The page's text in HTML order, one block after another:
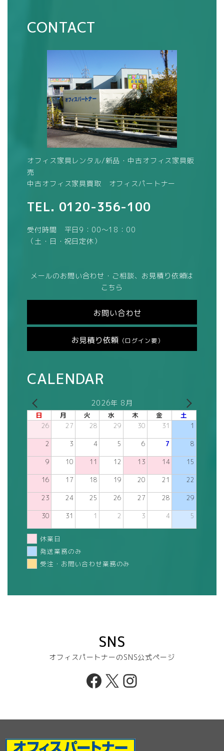
CONTACT
オフィス家具レンタル/新品・中古オフィス家具販
売
中古オフィス家具買取 オフィスパートナー
TEL. 0120-356-100
受付時間 平日9：00～18：00
（土・日・祝日定休）
メールのお問い合わせ・ご相談、お見積り依頼は
こちら
お問い合わせ
お見積り依頼 （ログイン要）
CALENDAR
2026年 8月
日 月 火 水 木 金 土
26 27 28 29 30 31 1
2 3 4 5 6 7 8
9 10 11 12 13 14 15
16 17 18 19 20 21 22
23 24 25 26 27 28 29
30 31 1 2 3 4 5
休業日
発送業務のみ
受注・お問い合わせ業務のみ
SNS
オフィスパートナーのSNS公式ページ
Facebook
X Instagram